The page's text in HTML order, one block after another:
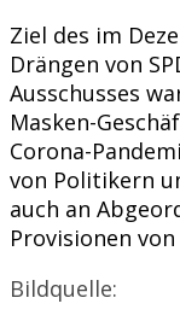
Ziel des im
Drängen von
Ausschusses
Masken-
Corona-
von Politikern
auch an
Provisionen
Bildquelle: